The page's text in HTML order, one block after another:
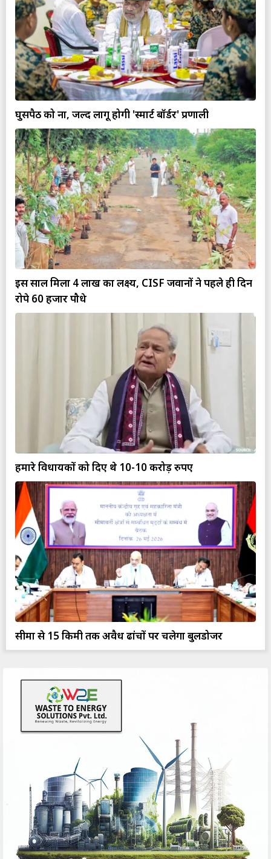
घुसपैठ को ना, जल्द लागू होगी 'स्मार्ट बॉर्डर' प्रणाली
इस साल मिला 4 लाख का लक्ष्य, CISF जवानों ने पहले ही दिन
रोपे 60 हजार पौधे
हमारे विधायकों को दिए थे 10-10 करोड़ रुपए
सीमा से 15 किमी तक अवैध ढांचों पर चलेगा बुलडोजर